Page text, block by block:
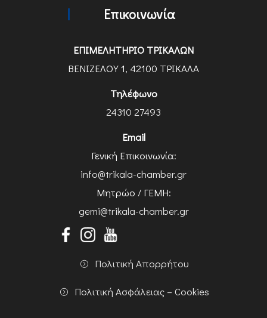
Επικοινωνία
ΕΠΙΜΕΛΗΤΗΡΙΟ ΤΡΙΚΑΛΩΝ
ΒΕΝΙΖΕΛΟΥ 1, 42100 ΤΡΙΚΑΛΑ
Τηλέφωνο
24310 27493
Email
Γενική Επικοινωνία:
info@trikala-chamber.gr
Μητρώο / ΓΕΜΗ:
gemi@trikala-chamber.gr
Πολιτική Απορρήτου
Πολιτική Ασφάλειας – Cookies